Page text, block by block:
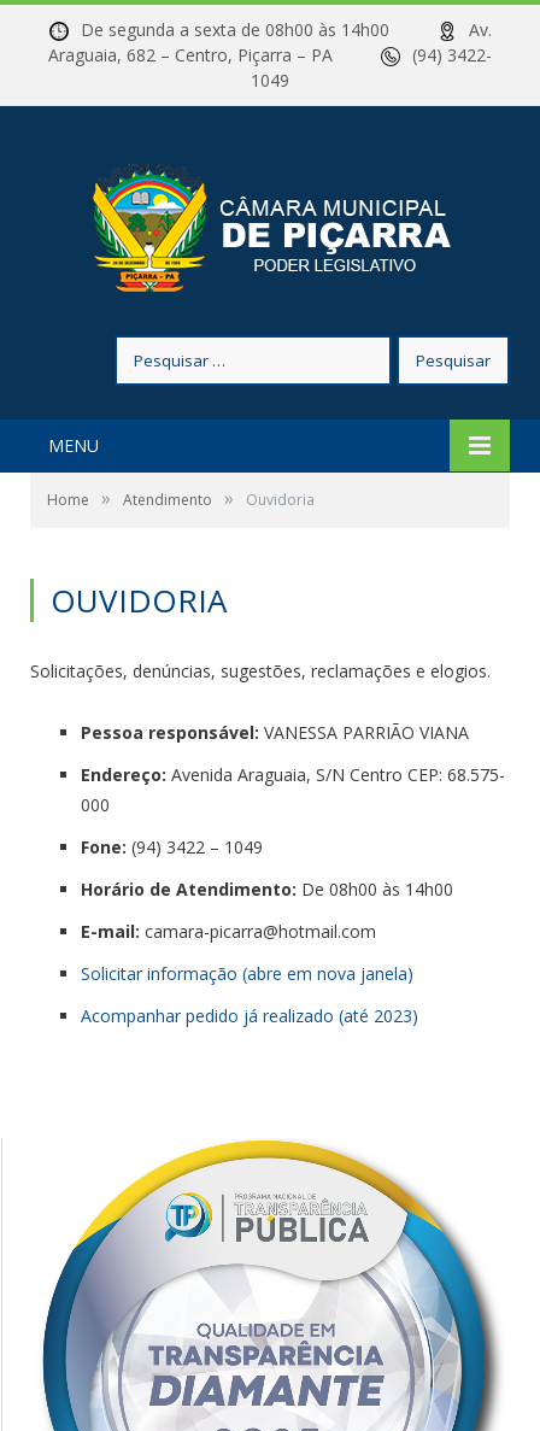
De segunda a sexta de 08h00 às 14h00
Av.
Araguaia, 682 – Centro, Piçarra – PA
(94) 3422-
1049
por:
MENU
Home » Atendimento » Ouvidoria
OUVIDORIA
Solicitações, denúncias, sugestões, reclamações e elogios.
Pessoa responsável: VANESSA PARRIÃO VIANA
Endereço: Avenida Araguaia, S/N Centro CEP: 68.575-
000
Fone: (94) 3422 – 1049
Horário de Atendimento: De 08h00 às 14h00
E-mail: camara-picarra@hotmail.com
Solicitar informação (abre em nova janela)
Acompanhar pedido já realizado (até 2023)